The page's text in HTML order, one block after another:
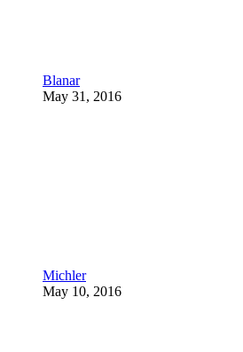
Blanar
May 31, 2016
Michler
May 10, 2016